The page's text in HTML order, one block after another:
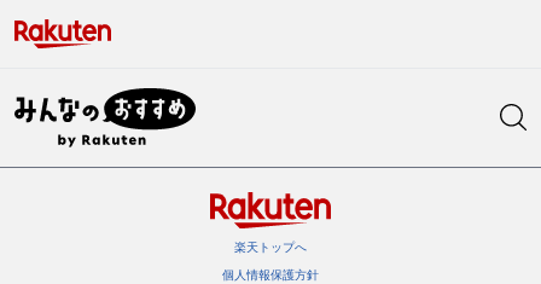
楽天トップへ
個人情報保護方針